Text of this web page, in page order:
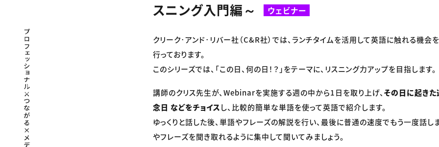
スニング入門編～
ウェビナー
クリーク･アンド･リバー社（C&R社）では、ランチタイムを活用して英語に触れる機会
行っております。
このシリーズでは、「この日、何の日！？」をテーマに、リスニング力アップを目指します。
講師のクリス先生が、Webinarを実施する週の中から1日を取り上げ、 その日に起き
念日 などをチョイスし、比較的簡単な単語を使って英語で紹介します。
ゆっくりと話した後、単語やフレーズの解説を行い、最後に普通の速度でもう一度話し
やフレーズを聞き取れるように集中して聞いてみましょう。